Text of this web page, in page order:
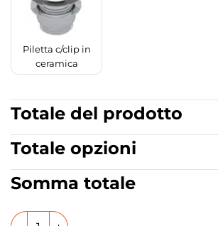
Piletta c/clip in
ceramica
Totale del prodotto
Totale opzioni
Somma totale
Lavabo da appoggio in ceramica